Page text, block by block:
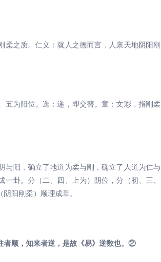
之质。仁义：就人之德而言，人禀天地阴阳刚
为阳位。迭：递，即交替。章：文彩，指刚柔
与阳，确立了地道为柔与刚，确立了人道为仁与
卦。分（二、四、上为）阴位，分（初、三、
阳刚柔）顺理成章。
顺，知来者逆，是故《易》逆数也。②